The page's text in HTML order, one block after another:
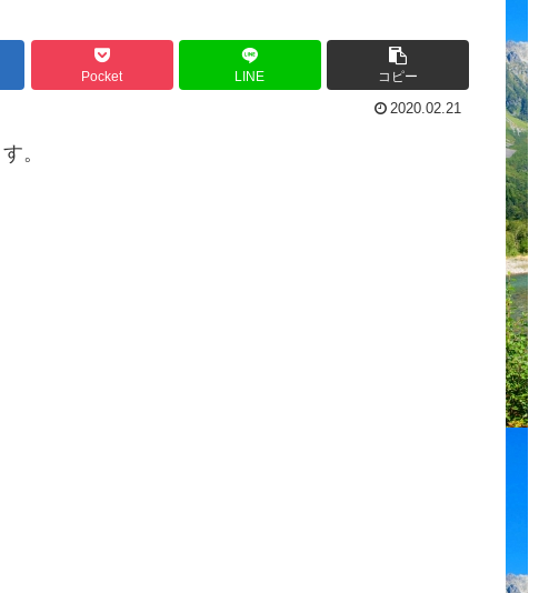
Pocket LINE コピー
2020.02.21
。